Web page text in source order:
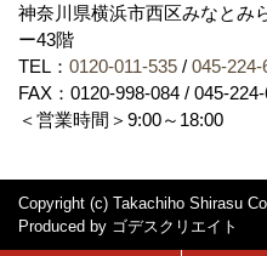
神奈川県横浜市西区みなとみ
ー43階
TEL： 0120-011-535 / 045-224-
FAX：0120-998-084 / 045-
＜営業時間＞9:00～18:00
Copyright (c) Takachiho Shirasu
Produced by ゴデスクリエイト